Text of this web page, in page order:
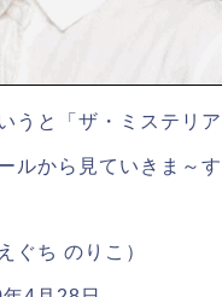
うと「ザ・ミステリ
ルから見ていきま～
ち のりこ）